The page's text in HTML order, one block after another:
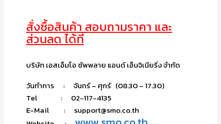
สั่งซื้อสินค้า สอบถามราคา และ
ส่วนลด ได้ที่
บริษัท เอสเอ็มโอ ซัพพลาย แอนด์ เอ็นจิเนียริ่ง จำกัด
วันทำการ : จันทร์ – ศุกร์ (08.30 – 17.30)
Tel : 02-117-4135
E-Mail : support@smo.co.th